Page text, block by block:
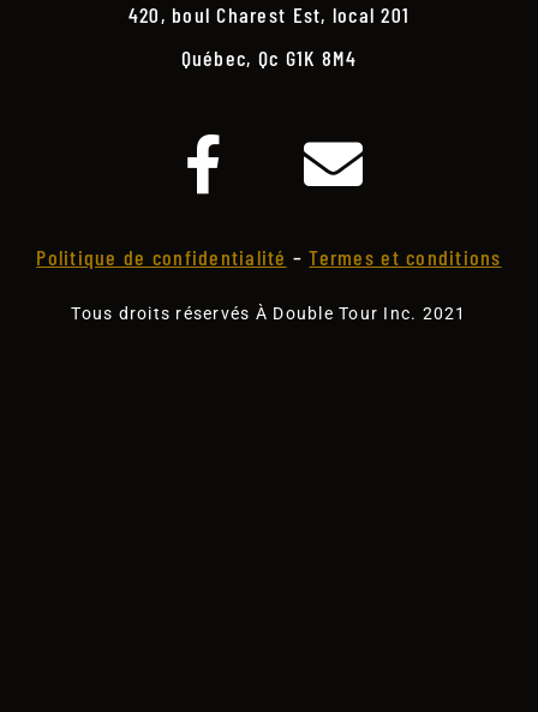
420, boul Charest Est, local 201
Québec, Qc G1K 8M4
Politique de confidentialité –Termes et conditions
Tous droits réservés À Double Tour Inc. 2021